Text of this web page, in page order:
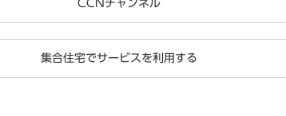
CCNチャンネル
集合住宅でサービスを利用する